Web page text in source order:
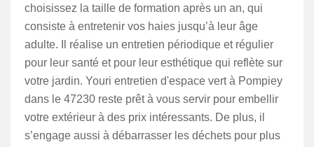
choisissez la taille de formation après un an, qui
consiste à entretenir vos haies jusqu’à leur âge
adulte. Il réalise un entretien périodique et régulier
pour leur santé et pour leur esthétique qui reflète sur
votre jardin. Youri entretien d'espace vert à Pompiey
dans le 47230 reste prêt à vous servir pour embellir
votre extérieur à des prix intéressants. De plus, il
s’engage aussi à débarrasser les déchets pour plus